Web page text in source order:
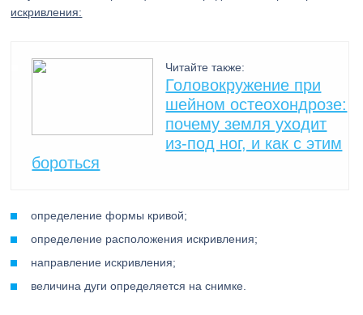
искривления:
Читайте также:
Головокружение при
шейном остеохондрозе:
почему земля уходит
из-под ног, и как с этим
бороться
определение формы кривой;
определение расположения искривления;
направление искривления;
величина дуги определяется на снимке.